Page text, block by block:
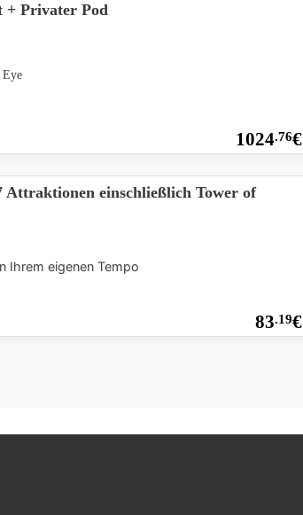
+ Privater Pod
1024.76€
einschließlich Tower of
Ihrem eigenen Tempo
83.19€